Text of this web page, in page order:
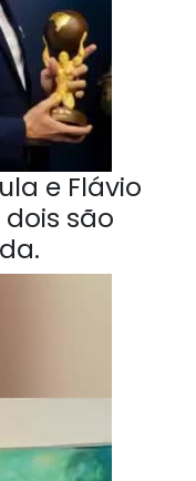
e Flávio
são